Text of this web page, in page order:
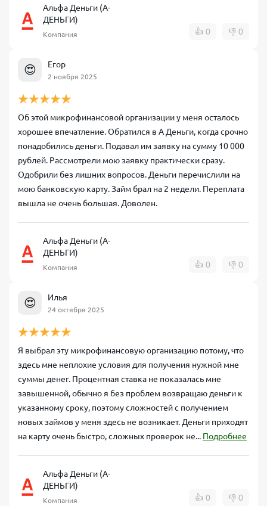
Альфа Деньги (А-
ДЕНЬГИ)
Компания 👍 0 👎 0
😍 Егор
2 ноября 2025
Об этой микрофинансовой организации у меня осталось
хорошее впечатление. Обратился в А Деньги, когда срочно
понадобились деньги. Подавал им заявку на сумму 10 000
рублей. Рассмотрели мою заявку практически сразу.
Одобрили без лишних вопросов. Деньги перечислили на
мою банковскую карту. Займ брал на 2 недели. Переплата
вышла не очень большая. Доволен.
Альфа Деньги (А-
ДЕНЬГИ)
Компания 👍 0 👎 0
😍 Илья
24 октября 2025
Я выбрал эту микрофинансовую организацию потому, что
здесь мне неплохие условия для получения нужной мне
суммы денег. Процентная ставка не показалась мне
завышенной, обычно я без проблем возвращаю деньги к
указанному сроку, поэтому сложностей с получением
новых займов у меня здесь не возникает. Деньги приходят
на карту очень быстро, сложных проверок не... Подробнее
Альфа Деньги (А-
ДЕНЬГИ)
Компания 👍 0 👎 0